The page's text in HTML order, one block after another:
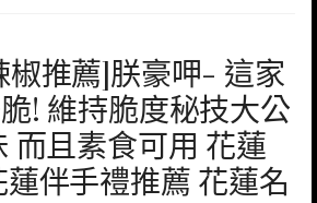
椒推薦]朕豪呷- 這家
! 維持脆度秘技大公
而且素食可用 花蓮
伴手禮推薦 花蓮名